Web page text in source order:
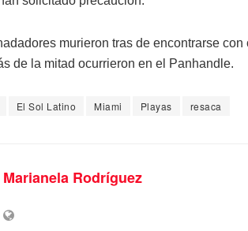
murieron tras de encontrarse
de la mitad ocurrieron en el Panhandle.
El Sol Latino Miami Playas resaca
Marianela Rodríguez